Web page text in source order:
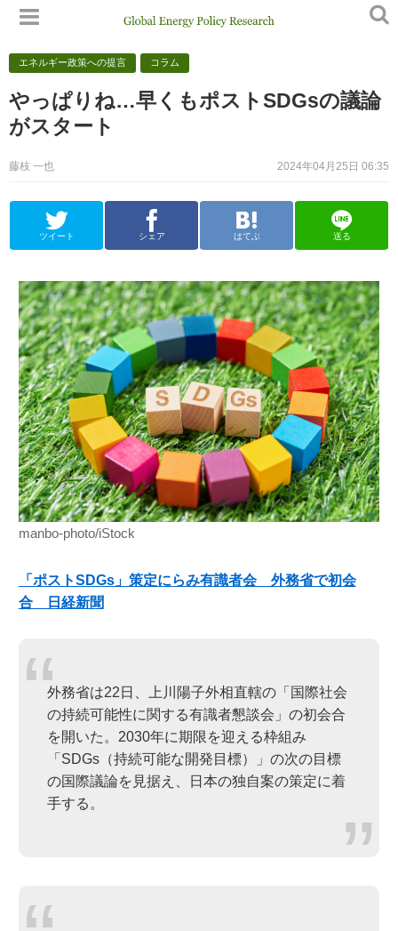
エネルギー政策への提言 コラム
やっぱりね…早くもポストSDGsの議論
がスタート
2024年04月25日 06:35
藤枝 一也
ツイート シェア はてぶ 送る
manbo-photo/iStock
「ポストSDGs」策定にらみ有識者会 外務省で初会
合 日経新聞
外務省は22日、上川陽子外相直轄の「国際社会
の持続可能性に関する有識者懇談会」の初会合
を開いた。2030年に期限を迎える枠組み
「SDGs（持続可能な開発目標）」の次の目標
の国際議論を見据え、日本の独自案の策定に着
手する。